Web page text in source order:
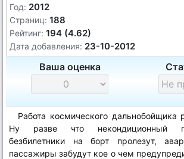
Год: 2012
Страниц: 188
Рейтинг: 194 (4.62)
Дата добавления: 23-10-2012
Ваша оценка
Работа космического дальнобойщика
Ну разве что некондиционный
безбилетники на борт пролезут,
пассажиры забудут кое о чем